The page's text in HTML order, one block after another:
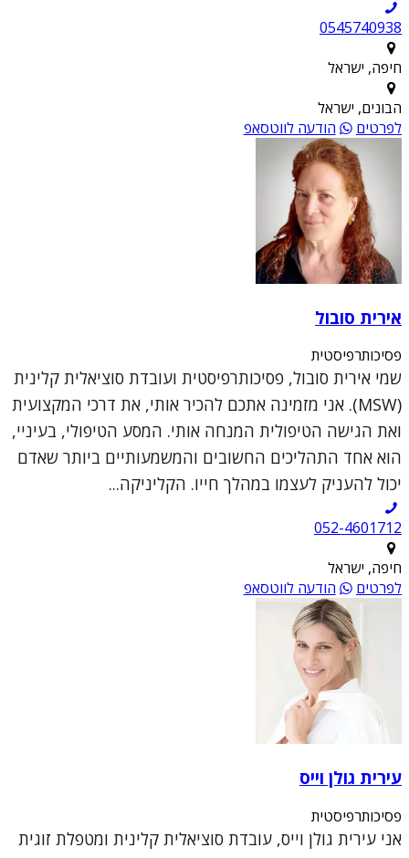
0545740938
חיפה, ישראל
הבונים, ישראל
לפרטים
הודעה לווטסאפ
אירית סובול
פסיכותרפיסטית
שמי אירית סובול, פסיכותרפיסטית ועובדת סוציאלית קלינית
(MSW). אני מזמינה אתכם להכיר אותי, את דרכי המקצועית
ואת הגישה הטיפולית המנחה אותי. המסע הטיפולי, בעיניי,
הוא אחד התהליכים החשובים והמשמעותיים ביותר שאדם
יכול להעניק לעצמו במהלך חייו. הקליניקה...
052-4601712
חיפה, ישראל
לפרטים
הודעה לווטסאפ
עירית גולן וייס
פסיכותרפיסטית
אני עירית גולן וייס, עובדת סוציאלית קלינית ומטפלת זוגית